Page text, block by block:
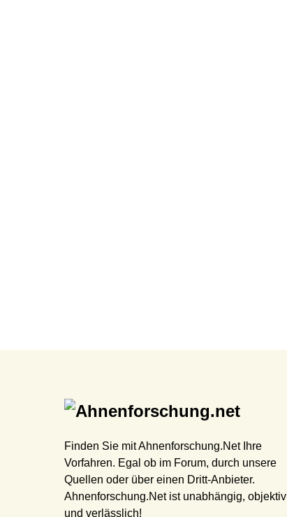
Finden Sie mit Ahnenforschung.Net Ihre
Vorfahren. Egal ob im Forum, durch unsere
Quellen oder über einen Dritt-Anbieter.
Ahnenforschung.Net ist unabhängig, objektiv
und verlässlich!